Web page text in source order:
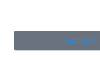
Lorano